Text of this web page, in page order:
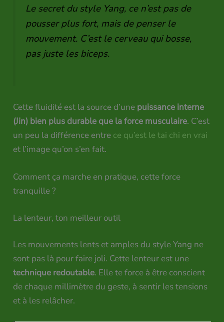
Le secret du style Yang, ce n’est pas de
pousser plus fort, mais de penser le
mouvement. C’est le cerveau qui bosse,
pas juste les biceps.
Cette fluidité est la source d’une puissance interne
(Jin) bien plus durable que la force musculaire. C’est
un peu la différence entre ce qu’est le tai chi en vrai
et l’image qu’on s’en fait.
Comment ça marche en pratique, cette force
tranquille ?
La lenteur, ton meilleur outil
Les mouvements lents et amples du style Yang ne
sont pas là pour faire joli. Cette lenteur est une
technique redoutable. Elle te force à être conscient
de chaque millimètre du geste, à sentir les tensions
et à les relâcher.